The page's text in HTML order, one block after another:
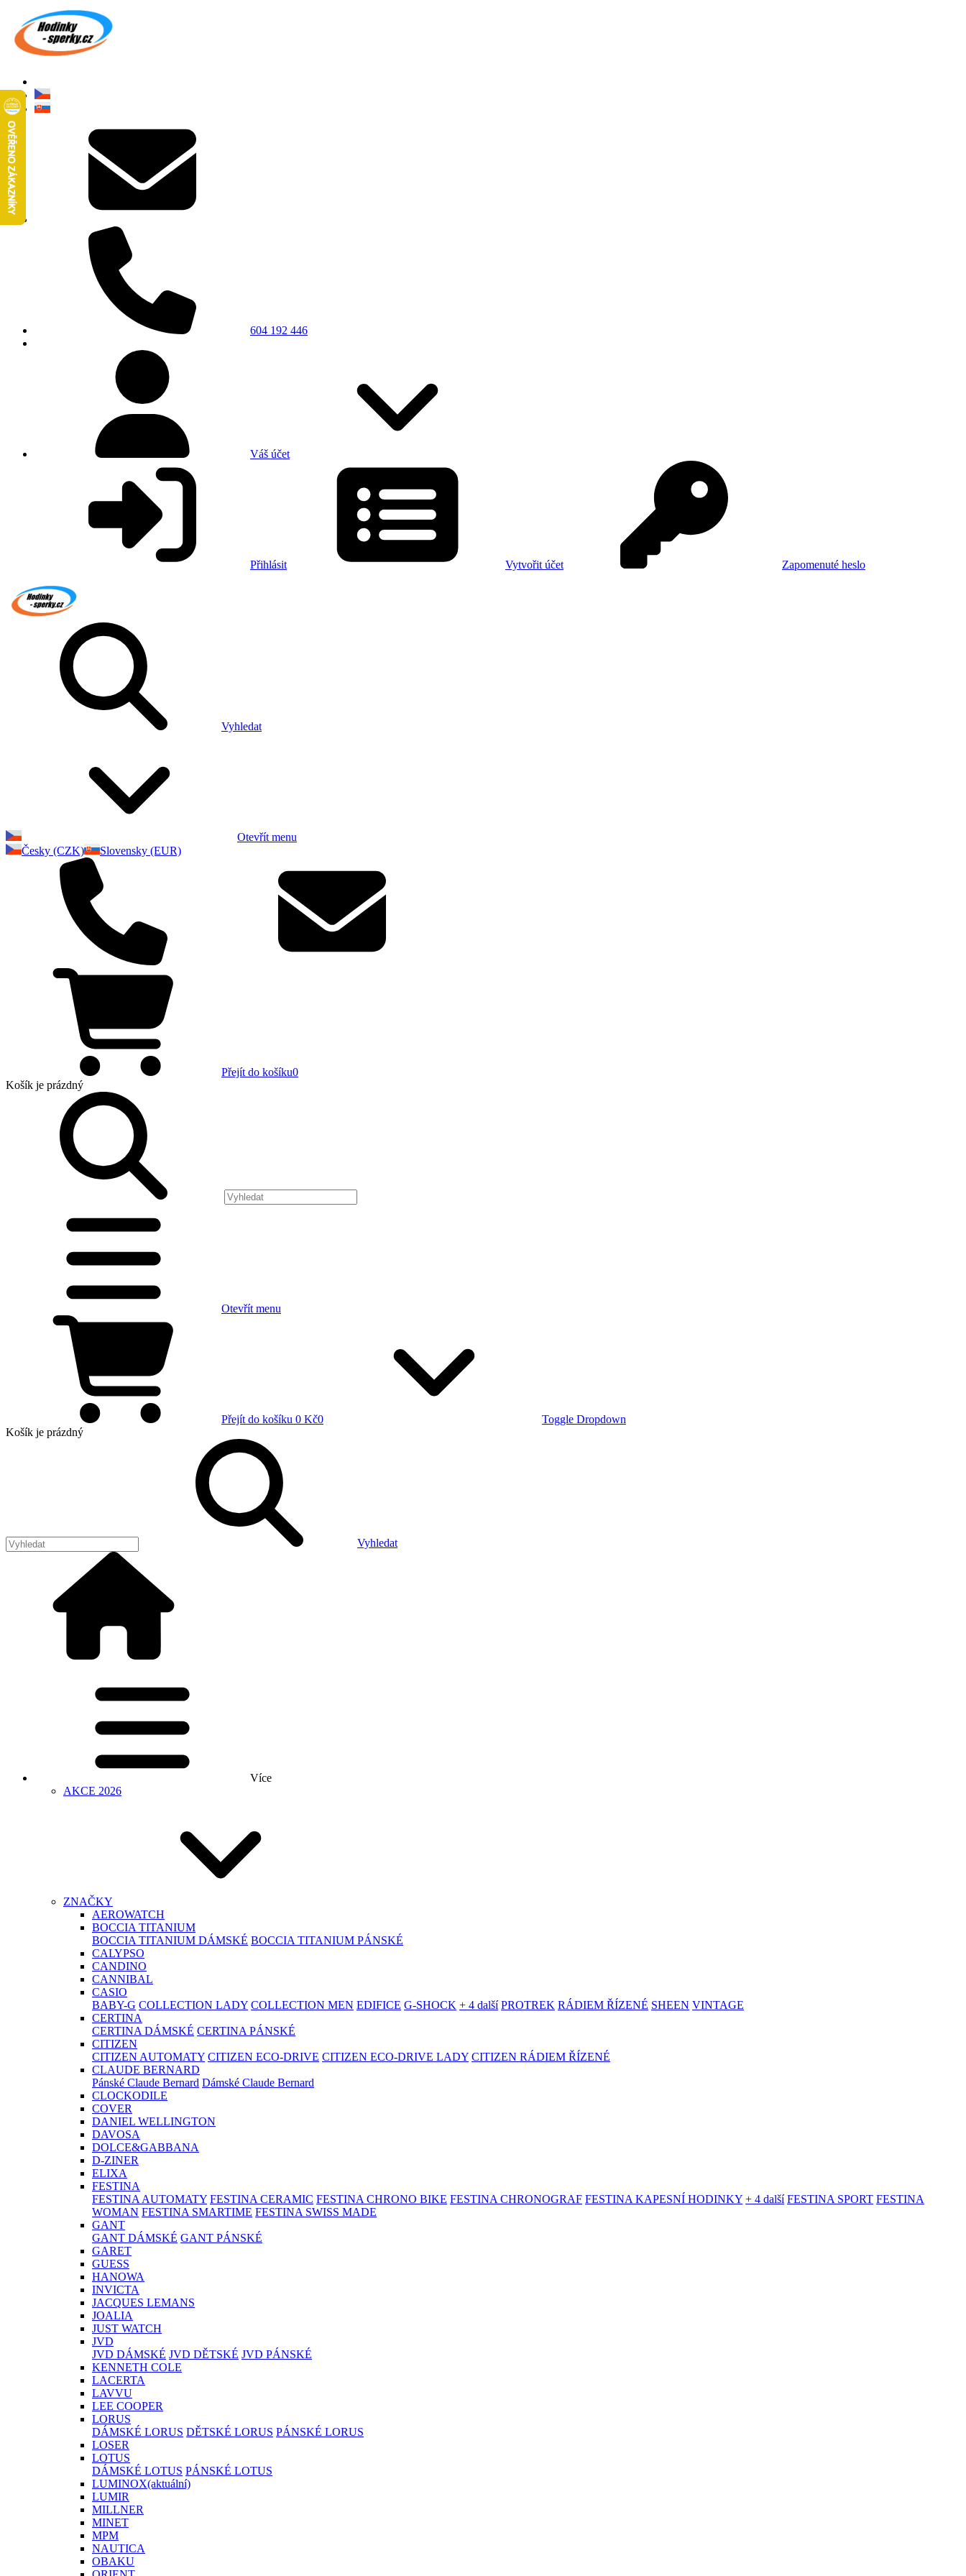
604 192 446
Váš účet
Přihlásit Vytvořit účet Zapomenuté heslo
Vyhledat
Otevřít menu
Česky (CZK)
Slovensky (EUR)
Přejít do košíku0
Košík je prázdný
Otevřít menu
Přejít do košíku 0 Kč0
Toggle Dropdown
Košík je prázdný
Vyhledat
Více
AKCE 2026
ZNAČKY
AEROWATCH
BOCCIA TITANIUM
BOCCIA TITANIUM DÁMSKÉ BOCCIA TITANIUM PÁNSKÉ
CALYPSO
CANDINO
CANNIBAL
CASIO
BABY-G COLLECTION LADY COLLECTION MEN EDIFICE G-SHOCK + 4 další PROTREK RÁDIEM ŘÍZENÉ SHEEN VINTAGE
CERTINA
CERTINA DÁMSKÉ CERTINA PÁNSKÉ
CITIZEN
CITIZEN AUTOMATY CITIZEN ECO-DRIVE CITIZEN ECO-DRIVE LADY CITIZEN RÁDIEM ŘÍZENÉ
CLAUDE BERNARD
Pánské Claude Bernard Dámské Claude Bernard
CLOCKODILE
COVER
DANIEL WELLINGTON
DAVOSA
DOLCE&GABBANA
D-ZINER
ELIXA
FESTINA
FESTINA AUTOMATY FESTINA CERAMIC FESTINA CHRONO BIKE FESTINA CHRONOGRAF FESTINA KAPESNÍ HODINKY + 4 další FESTINA SPORT FESTINA
WOMAN FESTINA SMARTIME FESTINA SWISS MADE
GANT
GANT DÁMSKÉ GANT PÁNSKÉ
GARET
GUESS
HANOWA
INVICTA
JACQUES LEMANS
JOALIA
JUST WATCH
JVD
JVD DÁMSKÉ JVD DĚTSKÉ JVD PÁNSKÉ
KENNETH COLE
LACERTA
LAVVU
LEE COOPER
LORUS
DÁMSKÉ LORUS DĚTSKÉ LORUS PÁNSKÉ LORUS
LOSER
LOTUS
DÁMSKÉ LOTUS PÁNSKÉ LOTUS
LUMINOX(aktuální)
LUMIR
MILLNER
MINET
MPM
NAUTICA
OBAKU